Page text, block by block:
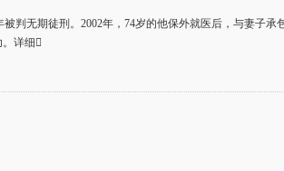
判无期徒刑。2002年，74岁的他保外就医后，与妻子
。详细